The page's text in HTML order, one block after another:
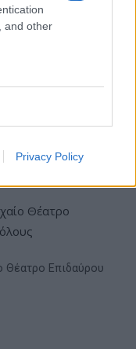
and other
Privacy Policy
και Novibet
μαζί: Ανανέωση
διεθνή σειρά
Θέατρο Επιδαύρου